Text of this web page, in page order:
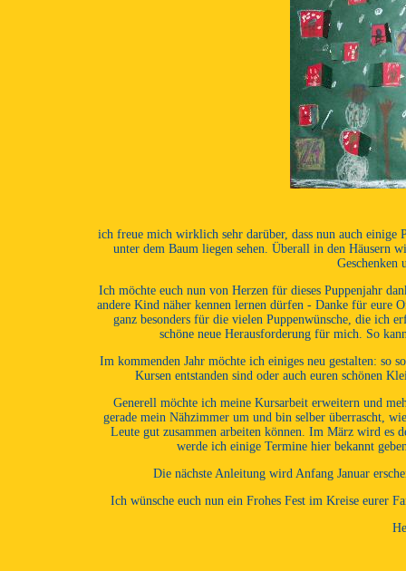
ich freue mich wirklich sehr darüber, dass nun auch einige
unter dem Baum liegen sehen. Überall in den Häusern
Geschenken
Ich möchte euch nun von Herzen für dieses Puppenjahr
andere Kind näher kennen lernen dürfen - Danke für eure
ganz besonders für die vielen Puppenwünsche, die ich
schöne neue Herausforderung für mich. So
Im kommenden Jahr möchte ich einiges neu gestalten: so
Kursen entstanden sind oder auch euren schönen
Generell möchte ich meine Kursarbeit erweitern und
gerade mein Nähzimmer um und bin selber überrascht,
Leute gut zusammen arbeiten können. Im März wird es
werde ich einige Termine hier bekannt
Die nächste Anleitung wird Anfang Januar
Ich wünsche euch nun ein Frohes Fest im Kreise eurer